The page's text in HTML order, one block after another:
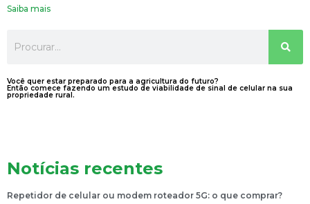
Saiba mais
Você quer estar preparado para a agricultura do futuro?
Então comece fazendo um estudo de viabilidade de sinal de celular na sua
propriedade rural.
Notícias recentes
Repetidor de celular ou modem roteador 5G: o que comprar?